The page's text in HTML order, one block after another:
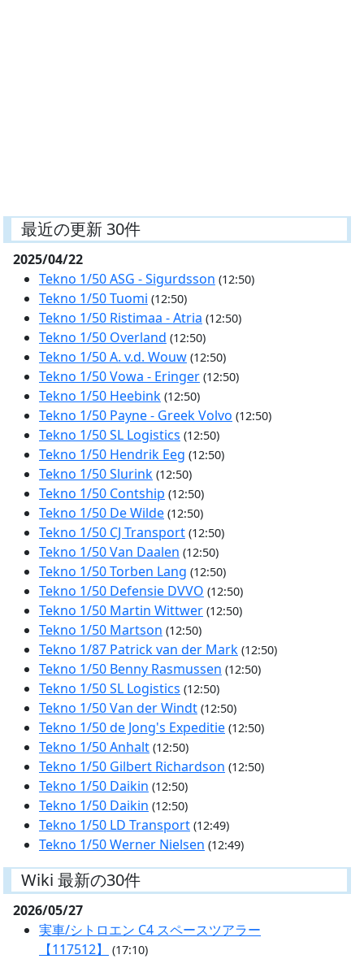
最近の更新 30件
2025/04/22
Tekno 1/50 ASG - Sigurdsson (12:50)
Tekno 1/50 Tuomi (12:50)
Tekno 1/50 Ristimaa - Atria (12:50)
Tekno 1/50 Overland (12:50)
Tekno 1/50 A. v.d. Wouw (12:50)
Tekno 1/50 Vowa - Eringer (12:50)
Tekno 1/50 Heebink (12:50)
Tekno 1/50 Payne - Greek Volvo (12:50)
Tekno 1/50 SL Logistics (12:50)
Tekno 1/50 Hendrik Eeg (12:50)
Tekno 1/50 Slurink (12:50)
Tekno 1/50 Contship (12:50)
Tekno 1/50 De Wilde (12:50)
Tekno 1/50 CJ Transport (12:50)
Tekno 1/50 Van Daalen (12:50)
Tekno 1/50 Torben Lang (12:50)
Tekno 1/50 Defensie DVVO (12:50)
Tekno 1/50 Martin Wittwer (12:50)
Tekno 1/50 Martson (12:50)
Tekno 1/87 Patrick van der Mark (12:50)
Tekno 1/50 Benny Rasmussen (12:50)
Tekno 1/50 SL Logistics (12:50)
Tekno 1/50 Van der Windt (12:50)
Tekno 1/50 de Jong's Expeditie (12:50)
Tekno 1/50 Anhalt (12:50)
Tekno 1/50 Gilbert Richardson (12:50)
Tekno 1/50 Daikin (12:50)
Tekno 1/50 Daikin (12:50)
Tekno 1/50 LD Transport (12:49)
Tekno 1/50 Werner Nielsen (12:49)
Wiki 最新の30件
2026/05/27
実車/シトロエン C4 スペースツアラー
【117512】
(17:10)